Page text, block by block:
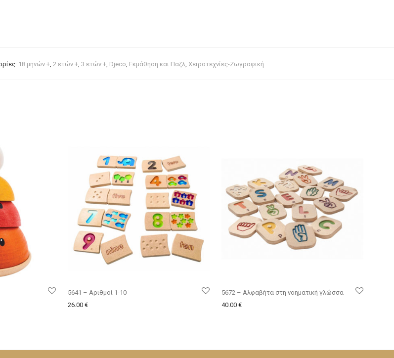
18 μηνών +, 2 ετών +, 3 ετών +, Djeco, Εκμάθηση και Παζλ, Χειροτεχνίες-Ζωγραφική
5641 – Αριθμοί 1-10
26.00 €
5672 – Αλφαβήτα στη νοηματική γλώσσα
40.00 €